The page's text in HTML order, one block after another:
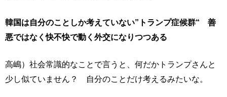
韓国は自分のことしか考えていない”トランプ症候群“ 善
悪ではなく快不快で動く外交になりつつある
高嶋）社会常識的なことで言うと、何だかトランプさんと
少し似ていません？ 自分のことだけ考えるみたいな。